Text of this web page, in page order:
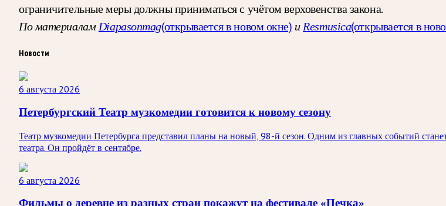
ограничительные меры должны приниматься с учётом верховенства закона.
По материалам Diapasonmag(открывается в новом окне) и Resmusica(открывается в
Новости
6 августа 2026
Петербургский Театр музкомедии готовится к новому сезону
Театр музкомедии Петербурга представил планы на новый, 98-й сезон. Одним из главных событий
театра. Он пройдёт в сентябре.
6 августа 2026
Фильмы о деревне из разных стран покажут на фестивале «Печка»